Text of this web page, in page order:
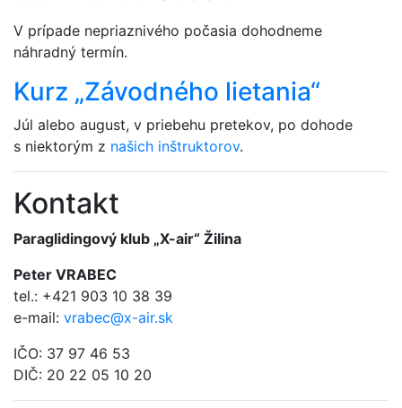
V prípade nepriaznivého počasia dohodneme
náhradný termín.
Kurz „Závodného lietania“
Júl alebo august, v priebehu pretekov, po dohode
s niektorým z našich inštruktorov.
Kontakt
Paraglidingový klub „X-air“ Žilina
Peter VRABEC
tel.: +421 903 10 38 39
e-mail: vrabec@x-air.sk
IČO: 37 97 46 53
DIČ: 20 22 05 10 20